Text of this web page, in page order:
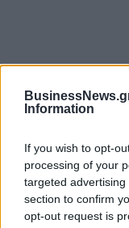
Information
If you wish to opt-
processing of your
targeted
section to confirm
opt-out request is
ΡΟΗ
Bank of America:
Κυπέλλου 2026